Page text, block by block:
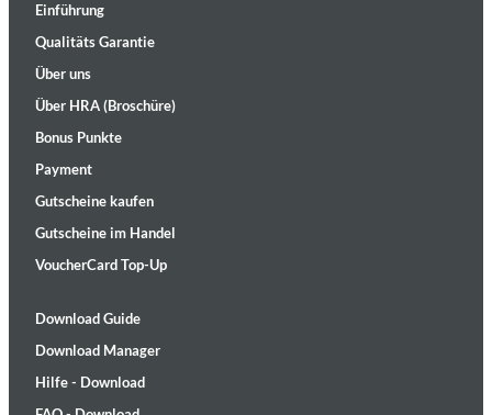
Einführung
Qualitäts Garantie
Über uns
Über HRA (Broschüre)
Bonus Punkte
Payment
Gutscheine kaufen
Gutscheine im Handel
VoucherCard Top-Up
Download Guide
Download Manager
Hilfe - Download